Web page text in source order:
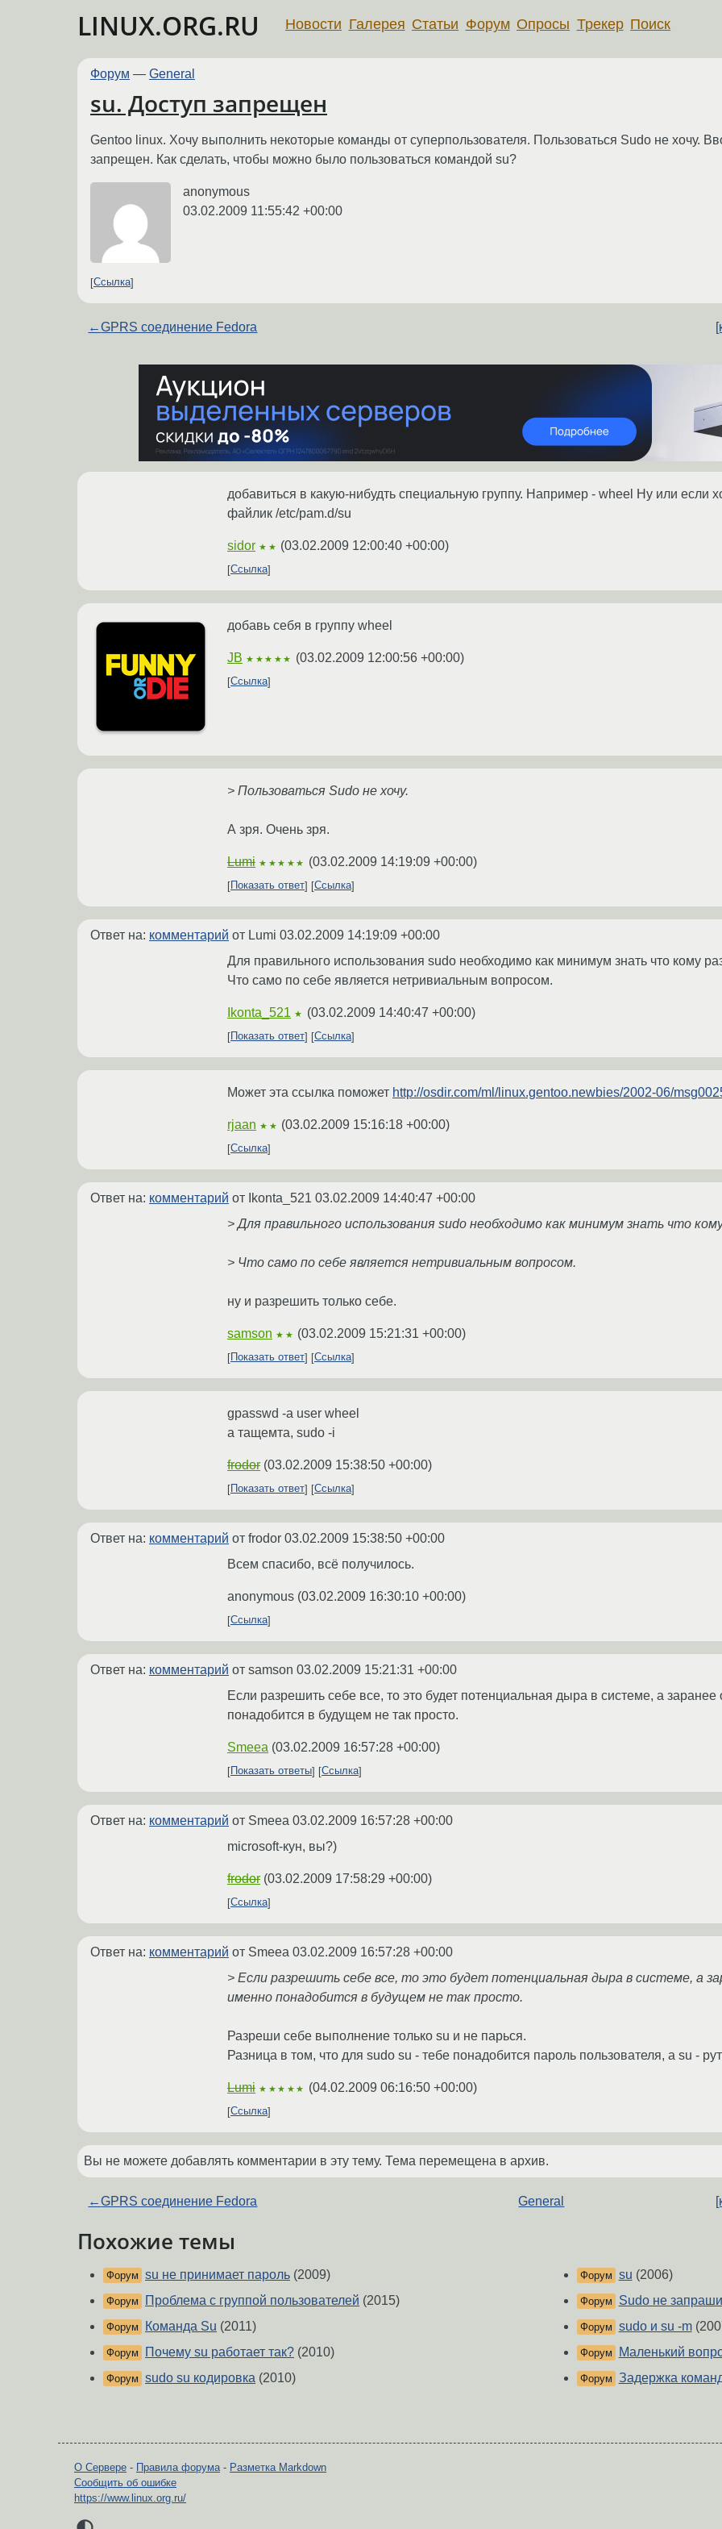
LINUX.ORG.RU Новости Галерея Статьи Форум Опросы Трекер Поиск
Форум — General
su. Доступ запрещен
Gentoo linux. Хочу выполнить некоторые команды от суперпользователя. Пользоваться Sudo не хочу.
запрещен. Как сделать, чтобы можно было пользоваться командой su?
anonymous
03.02.2009 11:55:42 +00:00
Ссылка
←GPRS соединение Fedora
добавиться в какую-нибудть специальную группу. Например - wheel Ну или если
файлик /etc/pam.d/su
sidor ★★ (03.02.2009 12:00:40 +00:00)
Ссылка
добавь себя в группу wheel
JB ★★★★★ (03.02.2009 12:00:56 +00:00)
Ссылка
> Пользоваться Sudo не хочу.
А зря. Очень зря.
Lumi ★★★★★ (03.02.2009 14:19:09 +00:00)
Показать ответ Ссылка
Ответ на: комментарий от Lumi 03.02.2009 14:19:09 +00:00
Для правильного использования sudo необходимо как минимум знать что кому
Что само по себе является нетривиальным вопросом.
Ikonta_521 ★ (03.02.2009 14:40:47 +00:00)
Показать ответ Ссылка
Может эта ссылка поможет http://osdir.com/ml/linux.gentoo.newbies/2002-06/
rjaan ★★ (03.02.2009 15:16:18 +00:00)
Ссылка
Ответ на: комментарий от Ikonta_521 03.02.2009 14:40:47 +00:00
> Для правильного использования sudo необходимо как минимум знать что
> Что само по себе является нетривиальным вопросом.
ну и разрешить только себе.
samson ★★ (03.02.2009 15:21:31 +00:00)
Показать ответ Ссылка
gpasswd -a user wheel
а тащемта, sudo -i
frodor (03.02.2009 15:38:50 +00:00)
Показать ответ Ссылка
Ответ на: комментарий от frodor 03.02.2009 15:38:50 +00:00
Всем спасибо, всё получилось.
anonymous (03.02.2009 16:30:10 +00:00)
Ссылка
Ответ на: комментарий от samson 03.02.2009 15:21:31 +00:00
Если разрешить себе все, то это будет потенциальная дыра в системе, а
понадобится в будущем не так просто.
Smeea (03.02.2009 16:57:28 +00:00)
Показать ответы Ссылка
Ответ на: комментарий от Smeea 03.02.2009 16:57:28 +00:00
microsoft-кун, вы?)
frodor (03.02.2009 17:58:29 +00:00)
Ссылка
Ответ на: комментарий от Smeea 03.02.2009 16:57:28 +00:00
> Если разрешить себе все, то это будет потенциальная дыра в системе, а
именно понадобится в будущем не так просто.
Разреши себе выполнение только su и не парься.
Разница в том, что для sudo su - тебе понадобится пароль пользователя, а su -
Lumi ★★★★★ (04.02.2009 06:16:50 +00:00)
Ссылка
Вы не можете добавлять комментарии в эту тему. Тема перемещена в архив.
←GPRS соединение Fedora General
Похожие темы
Форум su не принимает пароль (2009)
Форум Проблема с группой пользователей (2015)
Форум Команда Su (2011)
Форум Почему su работает так? (2010)
Форум sudo su кодировка (2010)
Форум su (2006)
Форум Sudo не
Форум sudo и su -m
Форум Маленький
Форум Задержка
О Сервере - Правила форума- Разметка Markdown
Сообщить об ошибке
https://www.linux.org.ru/